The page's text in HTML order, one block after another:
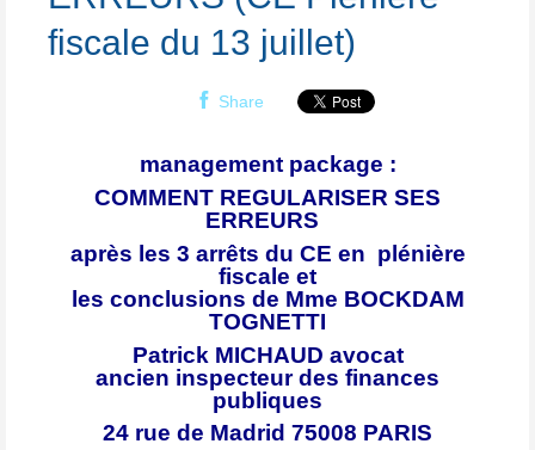
fiscale du 13 juillet)
Share
management package :
COMMENT REGULARISER SES
ERREURS
après les 3 arrêts du CE en plénière
fiscale et
les conclusions de Mme BOCKDAM
TOGNETTI
Patrick MICHAUD avocat
ancien inspecteur des finances
publiques
24 rue de Madrid 75008 PARIS